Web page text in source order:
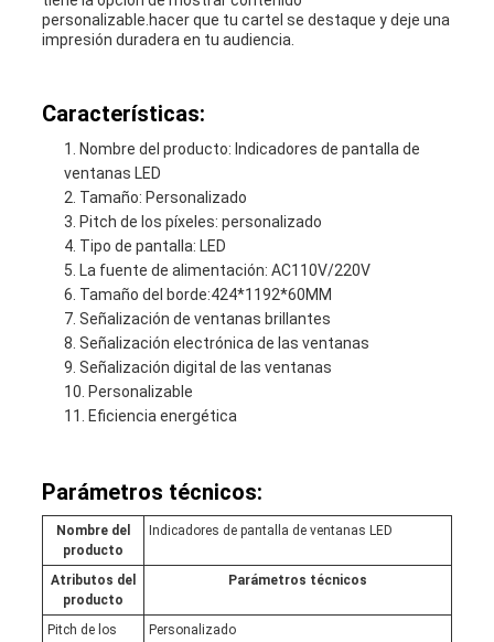
personalizable.hacer que tu cartel se destaque y deje una
impresión duradera en tu audiencia.
Características:
Nombre del producto: Indicadores de pantalla de
ventanas LED
Tamaño: Personalizado
Pitch de los píxeles: personalizado
Tipo de pantalla: LED
La fuente de alimentación: AC110V/220V
Tamaño del borde:424*1192*60MM
Señalización de ventanas brillantes
Señalización electrónica de las ventanas
Señalización digital de las ventanas
Personalizable
Eficiencia energética
Parámetros técnicos:
Nombre del
producto
Indicadores de pantalla de ventanas LED
Atributos del
producto
Parámetros técnicos
Pitch de los Personalizado